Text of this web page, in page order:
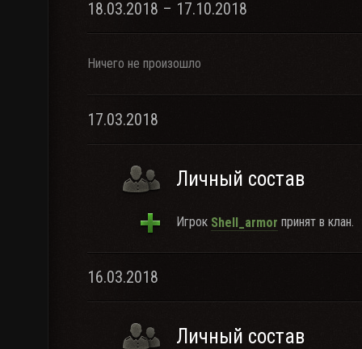
18.03.2018 – 17.10.2018
Ничего не произошло
17.03.2018
Личный состав
Игрок Shell_armor принят в клан.
16.03.2018
Личный состав